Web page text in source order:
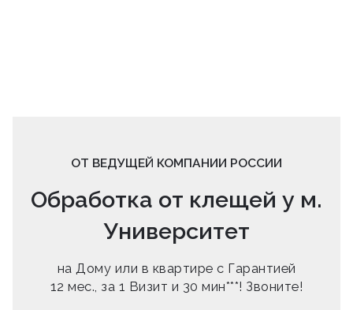
ОТ ВЕДУЩЕЙ КОМПАНИИ РОССИИ
Обработка от клещей у м.
Университет
на Дому или в квартире с Гарантией
12 мес., за 1 Визит и 30 мин***! Звоните!